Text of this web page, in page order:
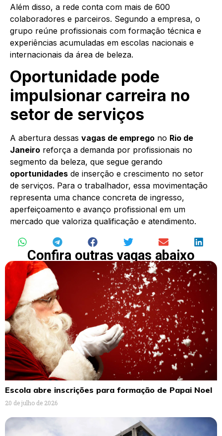
Além disso, a rede conta com mais de 600
colaboradores e parceiros. Segundo a empresa, o
grupo reúne profissionais com formação técnica e
experiências acumuladas em escolas nacionais e
internacionais da área de beleza.
Oportunidade pode
impulsionar carreira no
setor de serviços
A abertura dessas vagas de emprego no Rio de
Janeiro reforça a demanda por profissionais no
segmento da beleza, que segue gerando
oportunidades de inserção e crescimento no setor
de serviços. Para o trabalhador, essa movimentação
representa uma chance concreta de ingresso,
aperfeiçoamento e avanço profissional em um
mercado que valoriza qualificação e atendimento.
Confira outras vagas abaixo
Escola abre inscrições para formação de Papai Noel
20 de julho de 2026